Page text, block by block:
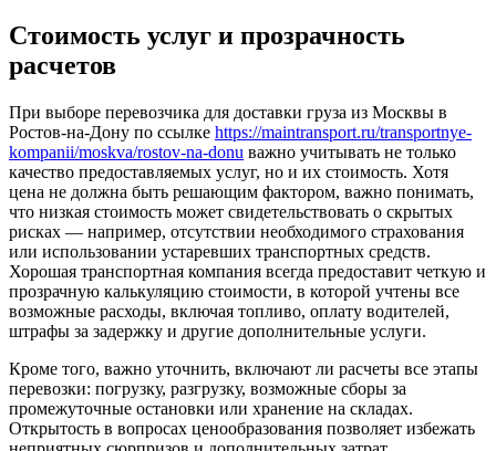
Стоимость услуг и прозрачность
расчетов
При выборе перевозчика для доставки груза из Москвы в
Ростов-на-Дону по ссылке https://maintransport.ru/transportnye-
kompanii/moskva/rostov-na-donu важно учитывать не только
качество предоставляемых услуг, но и их стоимость. Хотя
цена не должна быть решающим фактором, важно понимать,
что низкая стоимость может свидетельствовать о скрытых
рисках — например, отсутствии необходимого страхования
или использовании устаревших транспортных средств.
Хорошая транспортная компания всегда предоставит четкую и
прозрачную калькуляцию стоимости, в которой учтены все
возможные расходы, включая топливо, оплату водителей,
штрафы за задержку и другие дополнительные услуги.
Кроме того, важно уточнить, включают ли расчеты все этапы
перевозки: погрузку, разгрузку, возможные сборы за
промежуточные остановки или хранение на складах.
Открытость в вопросах ценообразования позволяет избежать